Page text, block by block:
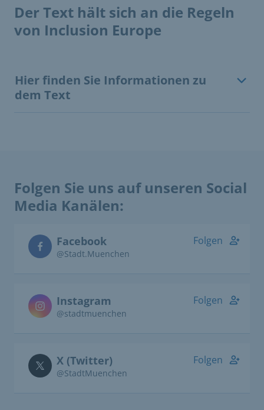
Der Text hält sich an die Regeln
von Inclusion Europe
Hier finden Sie Informationen zu
dem Text
Folgen Sie uns auf unseren Social
Media Kanälen:
Facebook
@Stadt.Muenchen
Folgen
Instagram
@stadtmuenchen
Folgen
X (Twitter)
@StadtMuenchen
Folgen